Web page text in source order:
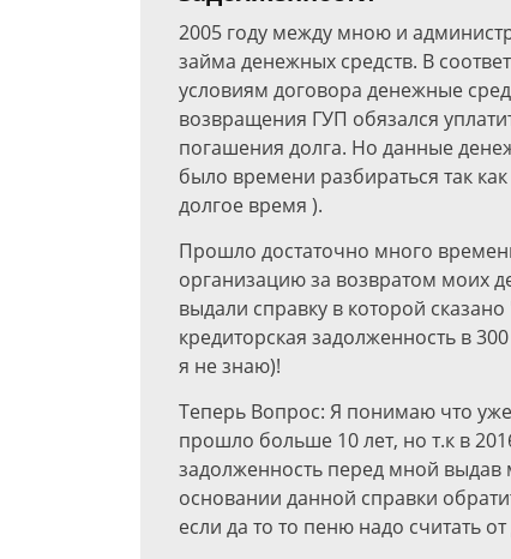
2005 году между мною и
займа денежных средств. В
условиям договора денежные
возвращения ГУП обязался
погашения долга. Но данные
было времени разбираться так
долгое время ).
Прошло достаточно много
организацию за возвратом моих
выдали справку в которой
кредиторская задолженность в
я не знаю)!
Теперь Вопрос: Я понимаю что
прошло больше 10 лет, но т.к в
задолженность перед мной выдав
основании данной справки
если да то то пеню надо считать